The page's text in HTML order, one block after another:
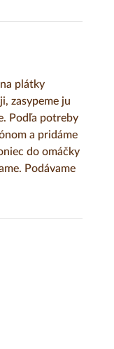
plátky
zasypeme ju
Podľa potreby
a pridáme
do omáčky
Podávame